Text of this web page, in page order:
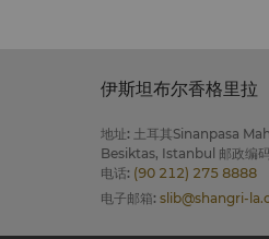
伊斯坦布尔香格里拉
地址: 土耳其Sinanpasa
Besiktas, Istanbul 邮政编
电话: (90 212) 275 8888
电子邮箱: slib@shangri-